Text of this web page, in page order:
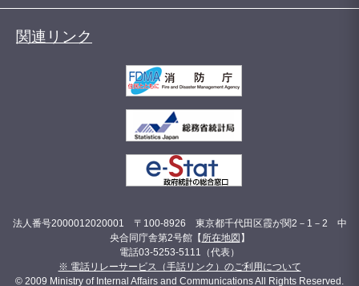
関連リンク
法人番号2000012020001 〒100-8926 東京都千代田区霞が関2－1－2 中
央合同庁舎第2号館【 所在地図 】
電話03-5253-5111（代表）
※ 電話リレーサービス（手話リンク）のご利用について
© 2009 Ministry of Internal Affairs and Communications All Rights Reserved.